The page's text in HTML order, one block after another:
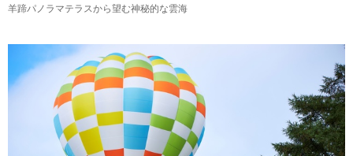
羊蹄パノラマテラスから望む神秘的な雲海